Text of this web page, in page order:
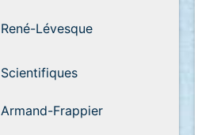
René-Lévesque
Scientifiques
Armand-Frappier